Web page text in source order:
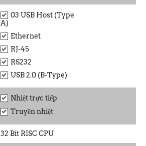
03 USB Host (Type
A)
Ethernet
RJ-45
RS232
USB 2.0 (B-Type)
Nhiệt trực tiếp
Truyền nhiệt
32 Bit RISC CPU